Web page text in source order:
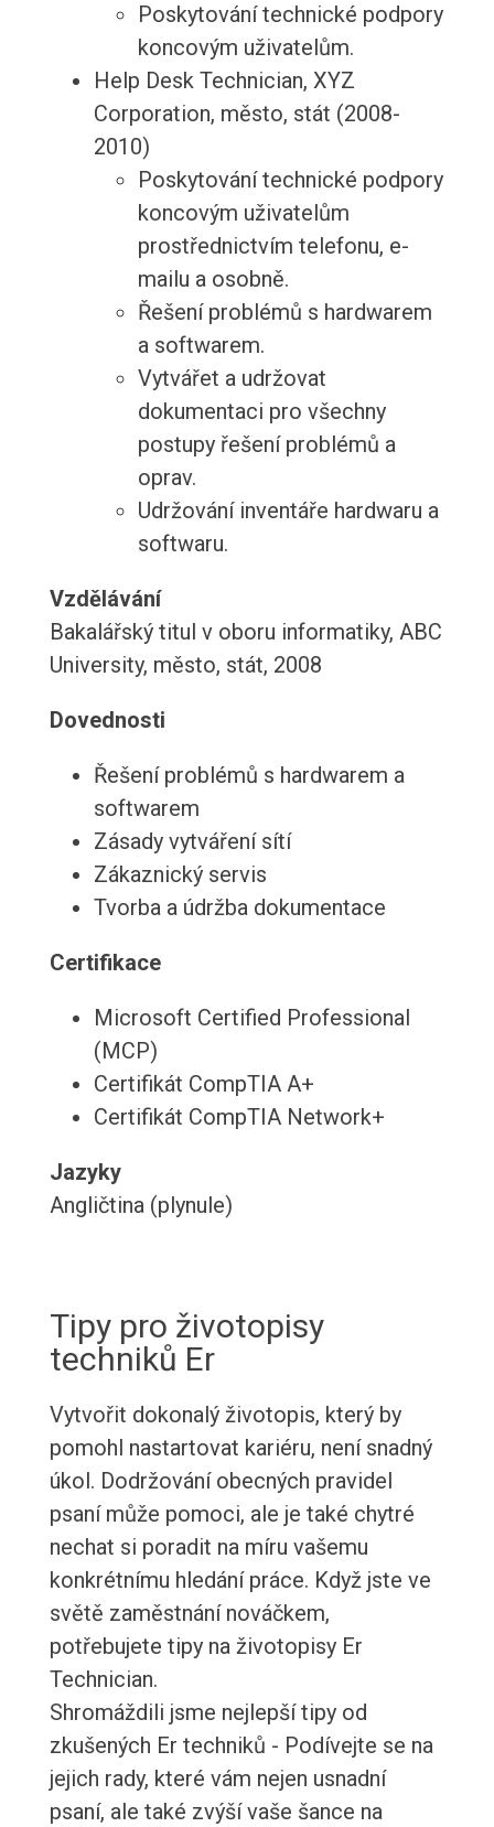
Poskytování technické podpory
koncovým uživatelům.
Help Desk Technician, XYZ
Corporation, město, stát (2008-
2010)
Poskytování technické podpory
koncovým uživatelům
prostřednictvím telefonu, e-
mailu a osobně.
Řešení problémů s hardwarem
a softwarem.
Vytvářet a udržovat
dokumentaci pro všechny
postupy řešení problémů a
oprav.
Udržování inventáře hardwaru a
softwaru.
Vzdělávání
Bakalářský titul v oboru informatiky, ABC
University, město, stát, 2008
Dovednosti
Řešení problémů s hardwarem a
softwarem
Zásady vytváření sítí
Zákaznický servis
Tvorba a údržba dokumentace
Certifikace
Microsoft Certified Professional
(MCP)
Certifikát CompTIA A+
Certifikát CompTIA Network+
Jazyky
Angličtina (plynule)
Tipy pro životopisy
techniků Er
Vytvořit dokonalý životopis, který by
pomohl nastartovat kariéru, není snadný
úkol. Dodržování obecných pravidel
psaní může pomoci, ale je také chytré
nechat si poradit na míru vašemu
konkrétnímu hledání práce. Když jste ve
světě zaměstnání nováčkem,
potřebujete tipy na životopisy Er
Technician.
Shromáždili jsme nejlepší tipy od
zkušených Er techniků - Podívejte se na
jejich rady, které vám nejen usnadní
psaní, ale také zvýší vaše šance na